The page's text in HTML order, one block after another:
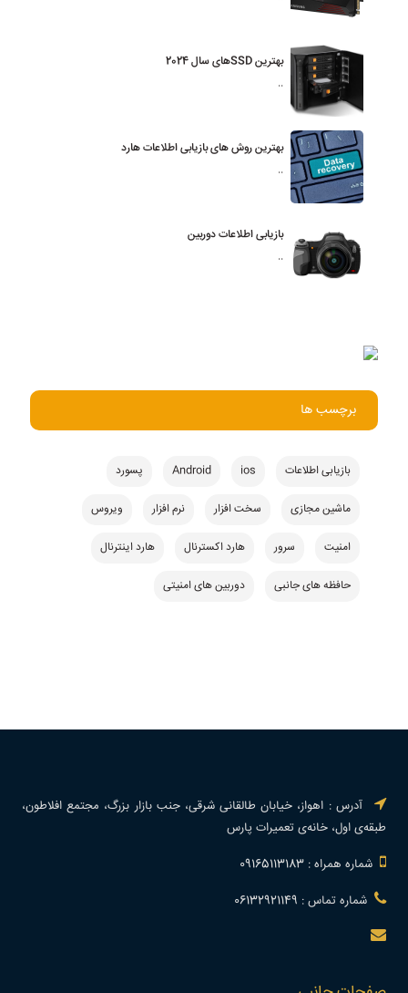
بهترین SSDهای سال 2024
..
بهترین روش های بازیابی اطلاعات هارد
..
بازیابی اطلاعات دوربین
..
برچسب ها
بازیابی اطلاعات ios
Android پسورد
ماشین مجازی سخت افزار نرم افزار ویروس
امنیت سرور هارد اکسترنال هارد اینترنال
حافظه های جانبی دوربین های امنیتی
آدرس : اهواز، خیابان طالقانی شرقی، جنب بازار بزرگ، مجتمع افلاطون،
طبقه‌ی اول، خانه‌ی تعمیرات پارس
شماره همراه : 09165113183
شماره تماس : 06132921149